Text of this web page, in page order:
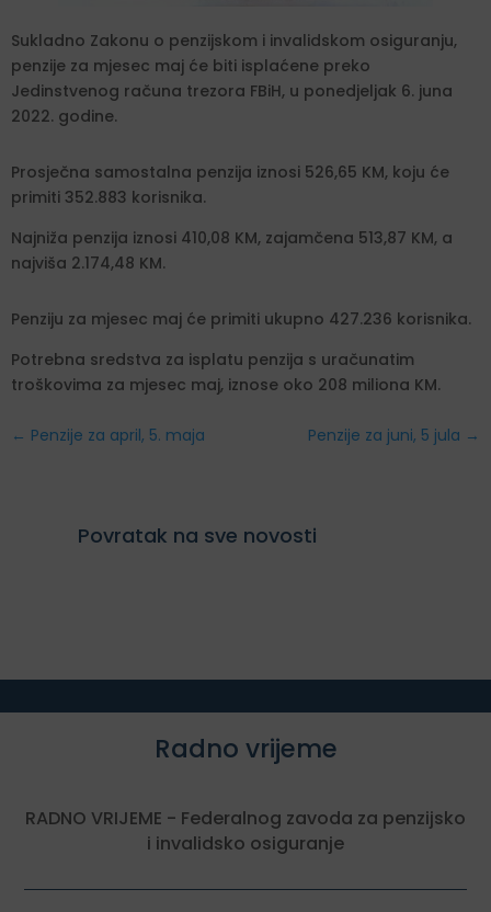
Sukladno Zakonu o penzijskom i invalidskom osiguranju,
penzije za mjesec maj će biti isplaćene preko
Jedinstvenog računa trezora FBiH, u ponedjeljak 6. juna
2022. godine.
Prosječna samostalna penzija iznosi 526,65 KM, koju će
primiti 352.883 korisnika.
Najniža penzija iznosi 410,08 KM, zajamčena 513,87 KM, a
najviša 2.174,48 KM.
Penziju za mjesec maj će primiti ukupno 427.236 korisnika.
Potrebna sredstva za isplatu penzija s uračunatim
troškovima za mjesec maj, iznose oko 208 miliona KM.
← Penzije za april, 5. maja Penzije za juni, 5 jula →
Povratak na sve novosti
Radno vrijeme
RADNO VRIJEME - Federalnog zavoda za penzijsko
i invalidsko osiguranje